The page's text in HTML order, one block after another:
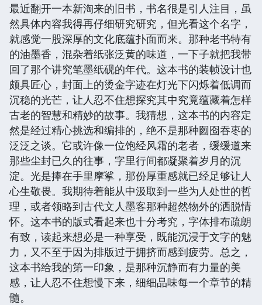
最近翻开一本新淘来的旧书，书名很是引人注目，虽
然具体内容我得再仔细研究研究，但光看这个名字，
就感觉一股深厚的文化底蕴扑面而来。那种老书特有
的油墨香，混杂着纸张泛黄的味道，一下子就把我带
回了那个讲究笔墨纸砚的年代。这本书的装帧设计也
颇具匠心，封面上的烫金字迹在灯光下闪烁着低调而
沉稳的光芒，让人忍不住想探究其中究竟蕴藏着怎样
古老的智慧和精妙的故事。我猜想，这本书的内容定
然是经过精心挑选和编排的，绝不是那种囫囵吞枣的
泛泛之谈。它或许像一位饱经风霜的老者，缓缓道来
那些尘封已久的往事，字里行间都凝聚着岁月的沉
淀。光是捧在手里摩挲，那份厚重感就已经足够让人
心生敬畏。我期待着能从中汲取到一些为人处世的哲
理，或者领略到古代文人墨客那种超然物外的洒脱情
怀。这本书的版式看起来也十分考究，字体排布疏朗
有致，读起来想必是一种享受，既能沉浸于文字的魅
力，又不至于因为排版过于拥挤而感到疲劳。总之，
这本书给我的第一印象，是那种沉静而有力量的美
感，让人忍不住想慢下来，细细品味每一个章节的精
髓。